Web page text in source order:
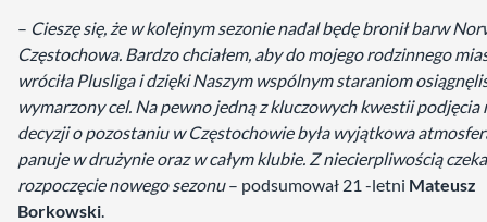
– Cieszę się, że w kolejnym sezonie nadal będę bronił barw
Częstochowa. Bardzo chciałem, aby do mojego rodzinnego
wróciła Plusliga i dzięki Naszym wspólnym staraniom
wymarzony cel. Na pewno jedną z kluczowych kwestii podjęcia
decyzji o pozostaniu w Częstochowie była wyjątkowa
panuje w drużynie oraz w całym klubie. Z niecierpliwością
rozpoczęcie nowego sezonu– podsumował 21 -letni Mateusz
Borkowski.